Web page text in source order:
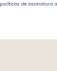
de assinatura